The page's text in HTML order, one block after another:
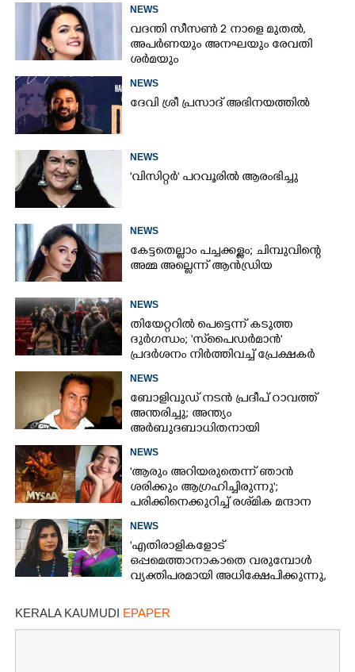
NEWS
വദന്തി സീസൺ 2 നാളെ മുതൽ,
അപർണയും അനഘയും രേവതി
ശർമയും
NEWS
ദേവി ശ്രീ പ്രസാദ് അഭിനയത്തിൽ
NEWS
'വിസിറ്റർ' പറവൂരിൽ ആരംഭിച്ചു
NEWS
കേട്ടതെല്ലാം പച്ചക്കള്ളം; ചിമ്പുവിന്റെ
അമ്മ അല്ലെന്ന് ആൻഡ്രിയ
NEWS
തിയേറ്ററിൽ പെട്ടെന്ന് കടുത്ത
ദുർഗന്ധം; 'സ്‌പൈഡർമാൻ'
പ്രദർശനം നിർത്തിവച്ച് പ്രേക്ഷകർ
ഇറങ്ങിയോടി
NEWS
ബോളിവുഡ് നടൻ പ്രദീപ് റാവത്ത്
അന്തരിച്ചു; അന്ത്യം
അർബുദബാധിതനായി
ചികിത്സയിലിരിക്കെ
NEWS
'ആരും അറിയരുതെന്ന് ഞാൻ
ശരിക്കും ആഗ്രഹിച്ചിരുന്നു';
പരിക്കിനെക്കുറിച്ച് രശ്‌മിക മന്ദാന
NEWS
'എതിരാളികളോട്
ഒപ്പമെത്താനാകാതെ വരുമ്പോൾ
വ്യക്തിപരമായി അധിക്ഷേപിക്കുന്നു,
KERALA KAUMUDI EPAPER